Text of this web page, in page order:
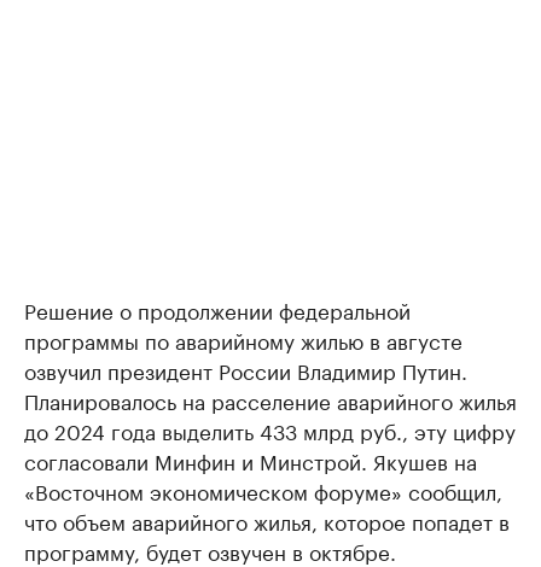
Решение о продолжении федеральной
программы по аварийному жилью в августе
озвучил президент России Владимир Путин.
Планировалось на расселение аварийного жилья
до 2024 года выделить 433 млрд руб., эту цифру
согласовали Минфин и Минстрой. Якушев на
«Восточном экономическом форуме» сообщил,
что объем аварийного жилья, которое попадет в
программу, будет озвучен в октябре.